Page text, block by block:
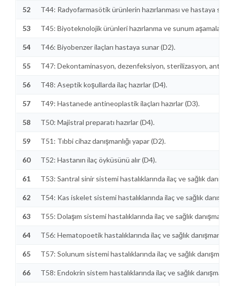
52 T44: Radyofarmasötik ürünlerin hazırlanması ve hastaya
53 T45: Biyoteknolojik ürünleri hazırlanma ve sunum
54 T46: Biyobenzer ilaçları hastaya sunar (D2).
55 T47: Dekontaminasyon, dezenfeksiyon, sterilizasyon,
56 T48: Aseptik koşullarda ilaç hazırlar (D4).
57 T49: Hastanede antineoplastik ilaçları hazırlar (D3).
58 T50: Majistral preparatı hazırlar (D4).
59 T51: Tıbbi cihaz danışmanlığı yapar (D2).
60 T52: Hastanın ilaç öyküsünü alır (D4).
61 T53: Santral sinir sistemi hastalıklarında ilaç ve sağlık
62 T54: Kas iskelet sistemi hastalıklarında ilaç ve sağlık
63 T55: Dolaşım sistemi hastalıklarında ilaç ve sağlık
64 T56: Hematopoetik hastalıklarında ilaç ve sağlık
65 T57: Solunum sistemi hastalıklarında ilaç ve sağlık
66 T58: Endokrin sistem hastalıklarında ilaç ve sağlık